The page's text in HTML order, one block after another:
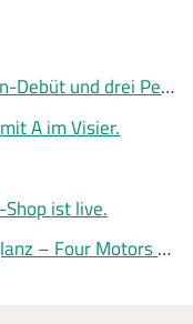
und drei Permit A
A im Visier.
ist live.
Motors sagt Danke